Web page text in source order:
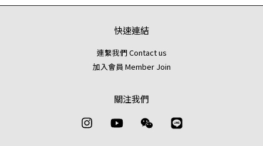
快速連結
連繫我們 Contact us
加入會員 Member Join
關注我們
Instagram YouTube Wechat